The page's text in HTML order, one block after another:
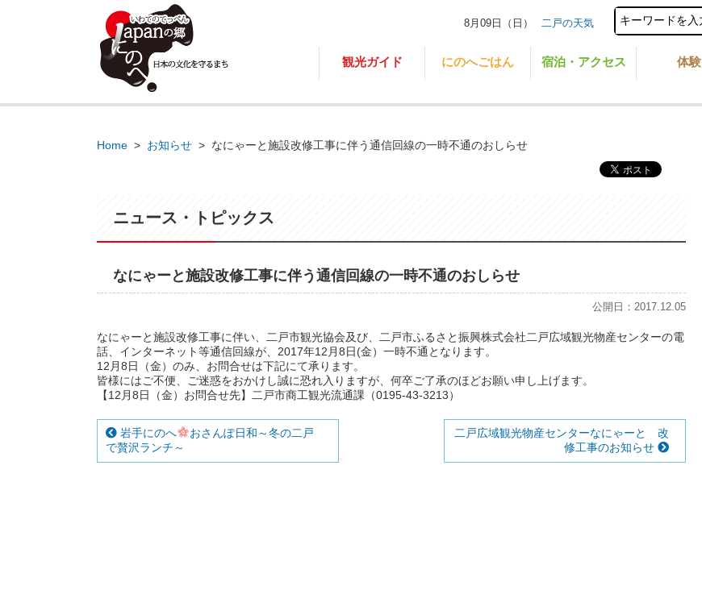
8月09日（日） 二戸の天気
観光ガイド にのへごはん 宿泊・アクセス 体験
Home > お知らせ > なにゃーと施設改修工事に伴う通信回線の一時不通のおしらせ
ニュース・トピックス
なにゃーと施設改修工事に伴う通信回線の一時不通のおしらせ
公開日：2017.12.05
なにゃーと施設改修工事に伴い、二戸市観光協会及び、二戸市ふるさと振興株式会社二戸広域観光物産センターの電
話、インターネット等通信回線が、2017年12月8日(金）一時不通となります。
12月8日（金）のみ、お問合せは下記にて承ります。
皆様にはご不便、ご迷惑をおかけし誠に恐れ入りますが、何卒ご了承のほどお願い申し上げます。
【12月8日（金）お問合せ先】二戸市商工観光流通課（0195-43-3213）
岩手にのへ
おさんぽ日和～冬の二戸
で贅沢ランチ～
二戸広域観光物産センターなにゃーと 改
修工事のお知らせ